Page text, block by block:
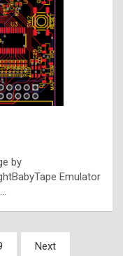
by
Emulator
Next